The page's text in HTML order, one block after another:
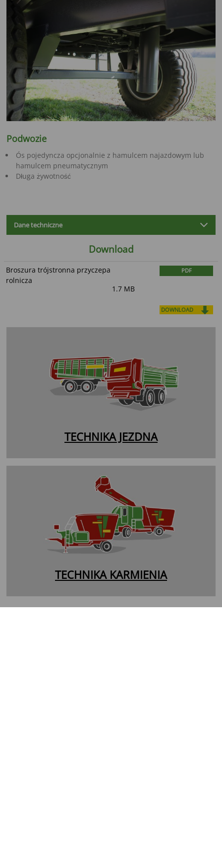
Podwozie
Ós pojedyncza opcjonalnie z hamulcem najazdowym lub
hamulcem pneumatycznym
Długa żywotność
Dane techniczne
Download
Broszura trójstronna przyczepa
rolnicza
PDF
1.7 MB
DOWNLOAD
TECHNIKA JEZDNA
TECHNIKA KARMIENIA